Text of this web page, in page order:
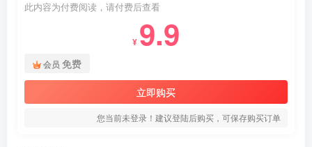
此内容为付费阅读，请付费后查看
¥ 9.9
会员 免费
立即购买
您当前未登录！建议登陆后购买，可保存购买订单